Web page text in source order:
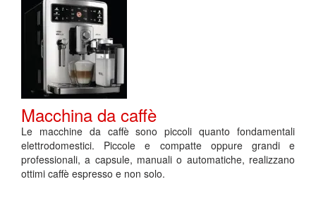
Macchina da caffè
Le macchine da caffè sono piccoli quanto fondamentali
elettrodomestici. Piccole e compatte oppure grandi e
professionali, a capsule, manuali o automatiche, realizzano
ottimi caffè espresso e non solo.